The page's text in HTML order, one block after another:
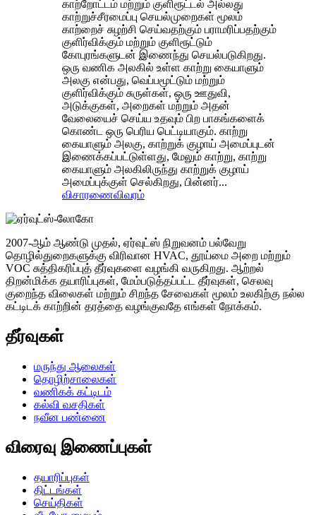
காற்றோட்டம் மற்றும் குளிரூட்டல் அல்லது
காற்றுச்சீரமைப்பு செயல்முறைகள் மூலம்
காற்றைச் சுழற்சி செய்வதற்கும் பராமரிப்பதற்கும்
குளிர்விக்கும் மற்றும் குளிரூட்டும்
கோபுரங்களுடன் இணைந்து செயல்படுகிறது.
ஒரு வணிக அலகில் உள்ள காற்று கையாளும்
அலகு என்பது, வெப்பமூட்டும் மற்றும்
குளிர்விக்கும் சுருள்கள், ஒரு ஊதுவி,
அடுக்குகள், அறைகள் மற்றும் அதன்
வேலையைச் செய்ய உதவும் பிற பாகங்களைக்
கொண்ட ஒரு பெரிய பெட்டியாகும். காற்று
கையாளும் அலகு, காற்றுக் குழாய் அமைப்புடன்
இணைக்கப்பட்டுள்ளது, மேலும் காற்று, காற்று
கையாளும் அலகிலிருந்து காற்றுக் குழாய்
அமைப்புக்குள் செல்கிறது, பின்னர்...
விசாரணைவிவரம்
2007-ஆம் ஆண்டு முதல், ஏர்வுட்ஸ் நிறுவனம் பல்வேறு
தொழில்துறைகளுக்கு விரிவான HVAC, தூய்மை அறை மற்றும்
VOC சுத்திகரிப்புத் தீர்வுகளை வழங்கி வருகிறது. ஆற்றல்
திறன்மிக்க தயாரிப்புகள், மேம்படுத்தப்பட்ட தீர்வுகள், செலவு
குறைந்த விலைகள் மற்றும் சிறந்த சேவைகள் மூலம் உலகிற்கு நல்ல
கட்டிடக் காற்றின் தரத்தை வழங்குவதே எங்கள் நோக்கம்.
தீர்வுகள்
மருந்து ஆலைகள்
தொழிற்சாலைகள்
வணிகக் கட்டிடம்
கல்வி வசதிகள்
நவீன பண்ணை
விரைவு இணைப்புகள்
தயாரிப்புகள்
திட்டங்கள்
செய்திகள்